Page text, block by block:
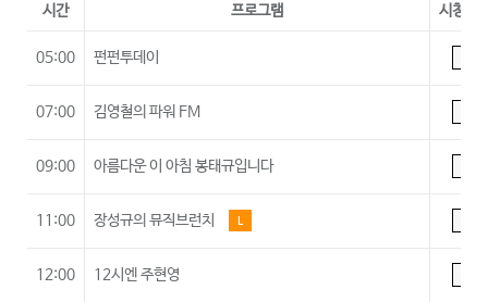
시간 프로그램 시청등
05:00 펀펀투데이
07:00 김영철의 파워 FM
09:00 아름다운 이 아침 봉태규입니다
11:00 장성규의 뮤직브런치 L
12:00 12시엔 주현영